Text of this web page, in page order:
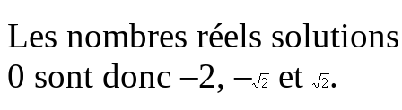
Les nombres réels
0 sont donc –2, –
et
.